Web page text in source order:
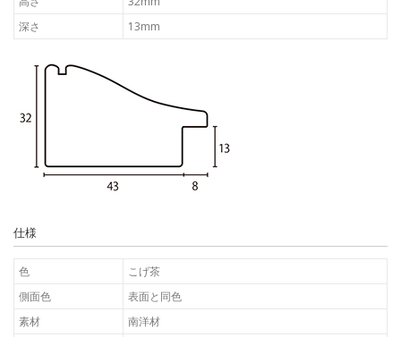
深さ
13mm
仕様
色
こげ茶
側面色
表面と同色
素材
南洋材